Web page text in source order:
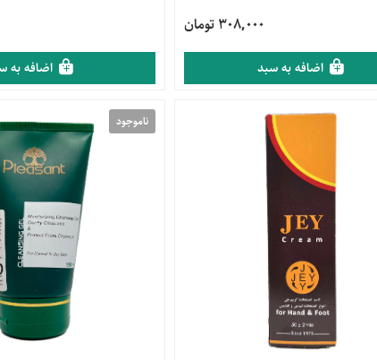
308,000 تومان
اضافه به سبد اضافه به
ناموجود